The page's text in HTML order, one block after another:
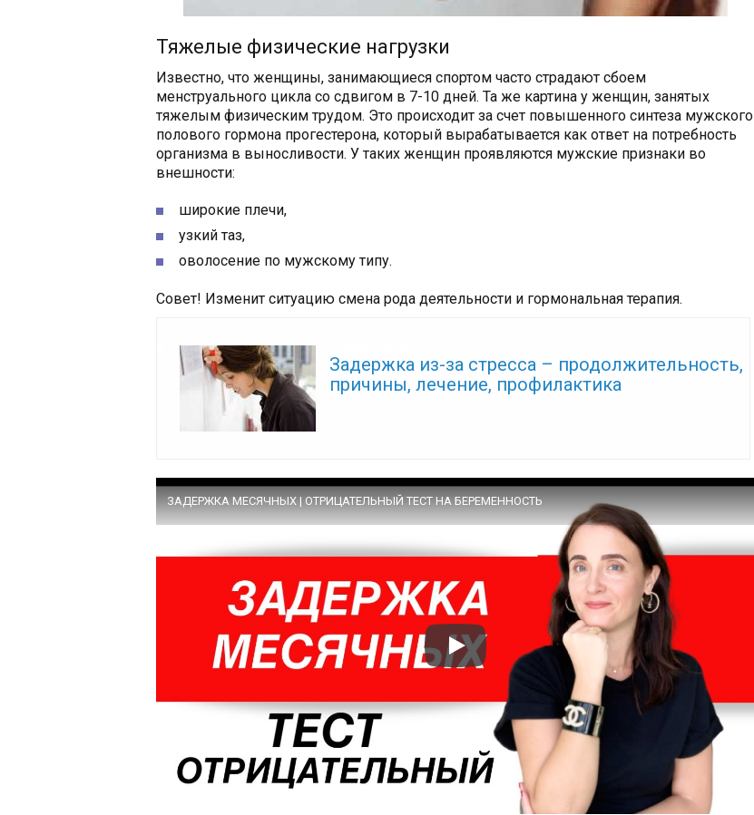
Тяжелые физические нагрузки
Известно, что женщины, занимающиеся спортом часто страдают сбоем
менструального цикла со сдвигом в 7-10 дней. Та же картина у женщин, занятых
тяжелым физическим трудом. Это происходит за счет повышенного синтеза мужского
полового гормона прогестерона, который вырабатывается как ответ на потребность
организма в выносливости. У таких женщин проявляются мужские признаки во
внешности:
широкие плечи,
узкий таз,
оволосение по мужскому типу.
Совет! Изменит ситуацию смена рода деятельности и гормональная терапия.
Задержка из-за стресса – продолжительность,
причины, лечение, профилактика
ЗАДЕРЖКА МЕСЯЧНЫХ | ОТРИЦАТЕЛЬНЫЙ ТЕСТ НА БЕРЕМЕННОСТЬ